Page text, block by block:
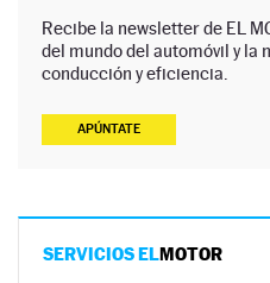
Recibe la newsletter de EL
del mundo del automóvil y la
conducción y eficiencia.
APÚNTATE
SERVICIOS ELMOTOR